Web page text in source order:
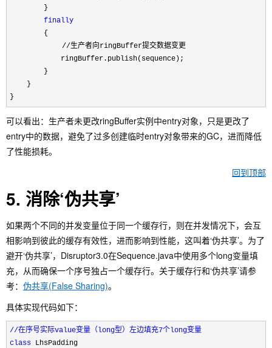
        }
finally
        {
//生产者向ringBuffer提交数据变更
            ringBuffer.publish(sequence);
        }
    }
}
可以看出：生产者未更改ringBuffer实例中entry对象，只是更改了
entry中的数据，避免了过多创建临时entry对象带来的GC，进而降低
了性能损耗。
回到顶部
5. 消除‘伪共享’
如果两个不同的并发变量位于同一个缓存行，则在并发情况下，会互
相影响到彼此的缓存有效性，进而影响到性能，这叫着‘伪共享’。为了
避开‘伪共享’，Disruptor3.0在Sequence.java中使用多个long变量填
充，从而确保一个序号独占一个缓存行。关于缓存行和‘伪共享’请参
考： 伪共享(False Sharing)。
具体实现代码如下：
//在序号实际value变量（long型）左边填充7个long变量
class LhsPadding